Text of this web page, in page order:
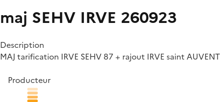
maj SEHV IRVE 260923
Description
MAJ tarification IRVE SEHV 87 + rajout IRVE saint AUVENT
Producteur